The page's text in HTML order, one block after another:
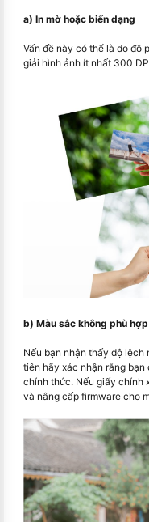
a) In mờ hoặc biến dạng
Vấn đề này có thể là do độ
giải hình ảnh ít nhất 300
b) Màu sắc không phù hợp
Nếu bạn nhận thấy độ lệch
tiên hãy xác nhận rằng bạn
chính thức. Nếu giấy chính
và nâng cấp firmware cho